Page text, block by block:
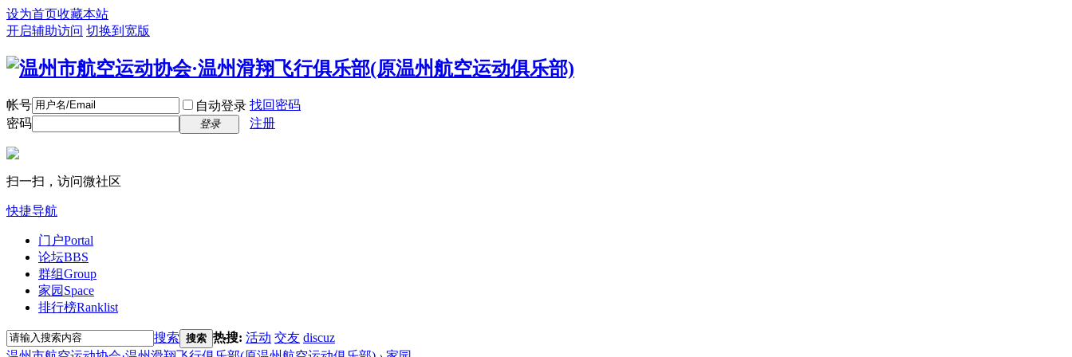
设为首页收藏本站
开启辅助访问 切换到宽版
帐号 自动登录 找回密码
密码
登录 注册
扫一扫，访问微社区
快捷导航
门户Portal
论坛BBS
群组Group
家园 Space
排行榜Ranklist
搜索 搜索 热搜: 活动 交友 discuz